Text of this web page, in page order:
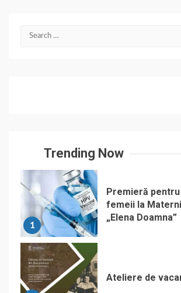
Search
Trending Now
1
Premieră
femeii la
„Elena Doamna”
Ateliere de